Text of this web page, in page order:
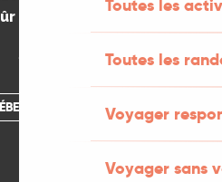
Toutes les
Toutes les
Voyager
Voyager sans
votre bonheur dans le Lot.
.
INSOLITES